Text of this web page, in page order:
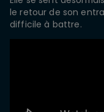
le retour de son
difficile à battre.